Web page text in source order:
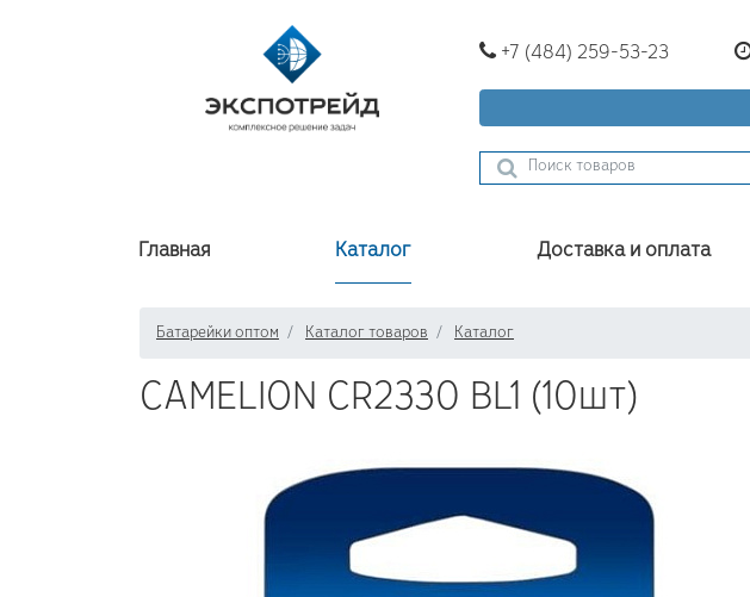
+7 (484) 259-53-23
Главная Каталог Доставка и оплата
Батарейки оптом Каталог товаров Каталог
CAMELION CR2330 BL1 (10шт)